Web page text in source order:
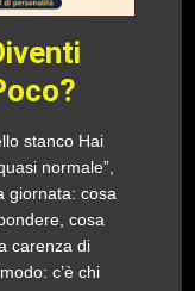
stanco Hai
normale”,
giornata: cosa
cosa
carenza di
c’è chi